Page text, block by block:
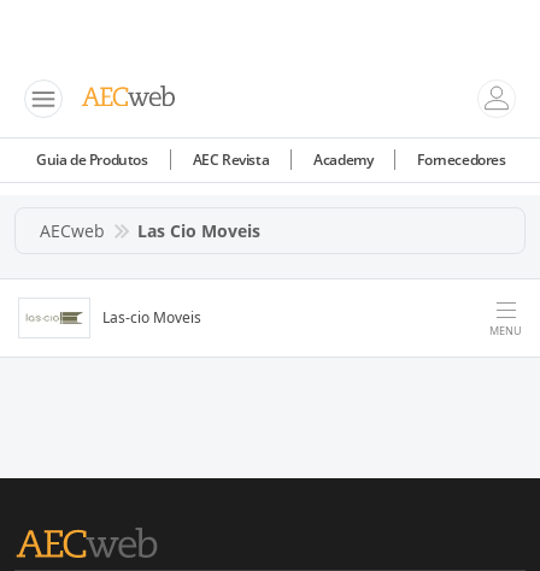
Guia de Produtos AEC Revista Academy Fornecedores
AECweb Las Cio Moveis
Las-cio Moveis
MENU